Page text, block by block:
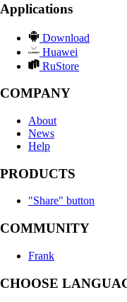
Applications
Download
Huawei
RuStore
COMPANY
About
News
Help
PRODUCTS
"Share" button
COMMUNITY
Frank
CHOOSE